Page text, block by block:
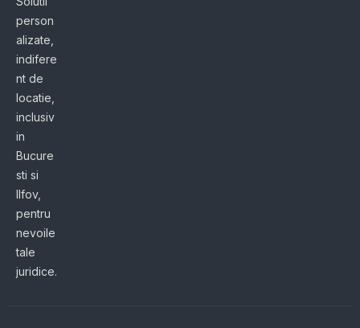
person
alizate,
indifere
nt de
locatie,
inclusiv
in
Bucure
sti si
Ilfov,
pentru
nevoile
tale
juridice.